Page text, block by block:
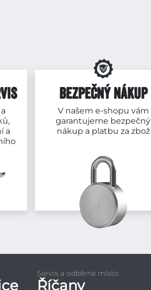
a
BEZPEČNÝ NÁKUP
V našem e-shopu vám
garantujeme bezpečný
nákup a platbu za zbož
Servis a odběrné místo
Říčany